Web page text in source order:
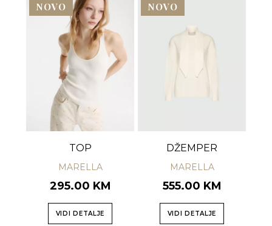
NOVO
TOP
MARELLA
295.00 KM
VIDI DETALJE
NOVO
DŽEMPER
MARELLA
555.00 KM
VIDI DETALJE